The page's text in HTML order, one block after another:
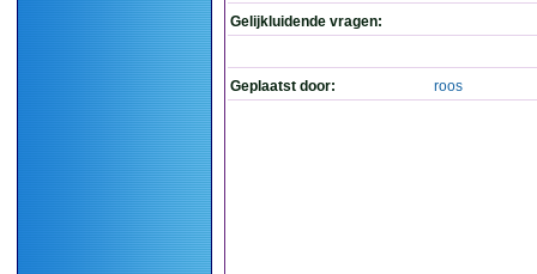
Gelijkluidende vragen:
Geplaatst door: roos